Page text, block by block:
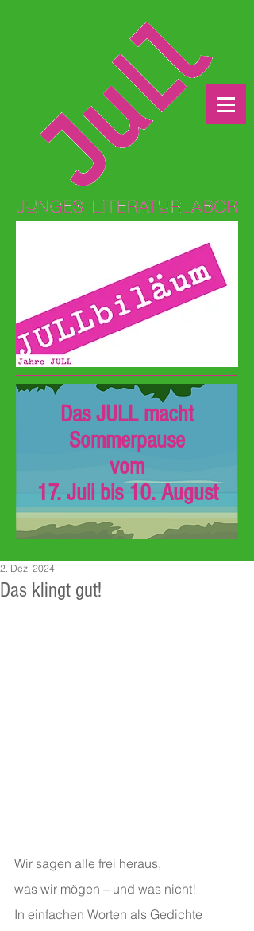
Das JULL macht
Sommerpause
vom
17. Juli bis 10. August
Das klingt gut!
2. Dez. 2024
Wir sagen alle frei heraus,
was wir mögen – und was nicht!
In einfachen Worten als Gedichte